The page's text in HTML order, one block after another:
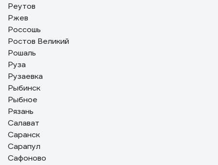
Реутов
Ржев
Россошь
Ростов Великий
Рошаль
Руза
Рузаевка
Рыбинск
Рыбное
Рязань
Салават
Саранск
Сарапул
Сафоново